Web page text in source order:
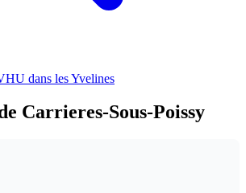
dans les Yvelines
Carrieres-Sous-Poissy